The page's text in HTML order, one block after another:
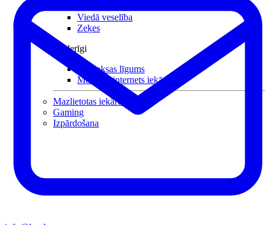
Viedā veselība
Zeķes
Noderīgi
Nomaksas līgums
Mobilais internets iekārtās
Mazlietotas iekārtas
Gaming
Izpārdošana